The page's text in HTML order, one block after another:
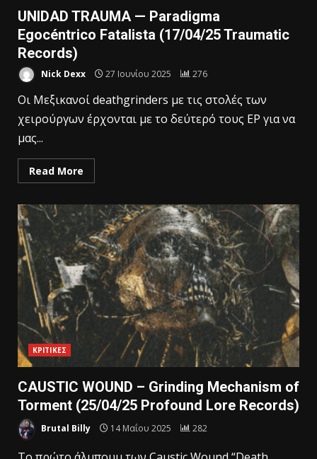
UNIDAD TRAUMA — Paradigma
Egocéntrico Fatalista (17/04/25 Traumatic
Records)
Nick Dexx 27 Ιουνίου 2025 276
Οι Μεξικανοί deathgrinders με τις στολές των
χειρούργων έρχονται με το δεύτερό τους EP για να
μας...
Read More
ΚΡΙΤΙΚΕΣ
CAUSTIC WOUND – Grinding Mechanism of
Torment (25/04/25 Profound Lore Records)
Brutal Billy 14 Μαΐου 2025 282